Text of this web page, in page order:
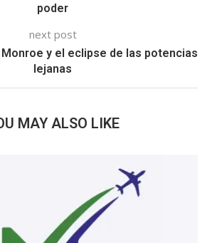
poder
next post
y el eclipse de las potencias
lejanas
MAY ALSO LIKE